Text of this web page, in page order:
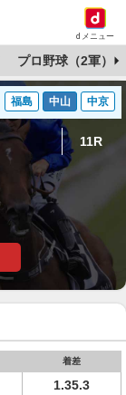
dメニュー
プロ野球（2軍）
福島 中山 中京
11R
着差
1.35.3